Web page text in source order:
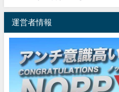
運営者情報